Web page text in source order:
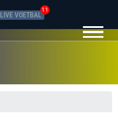
LIVE VOETBAL
11